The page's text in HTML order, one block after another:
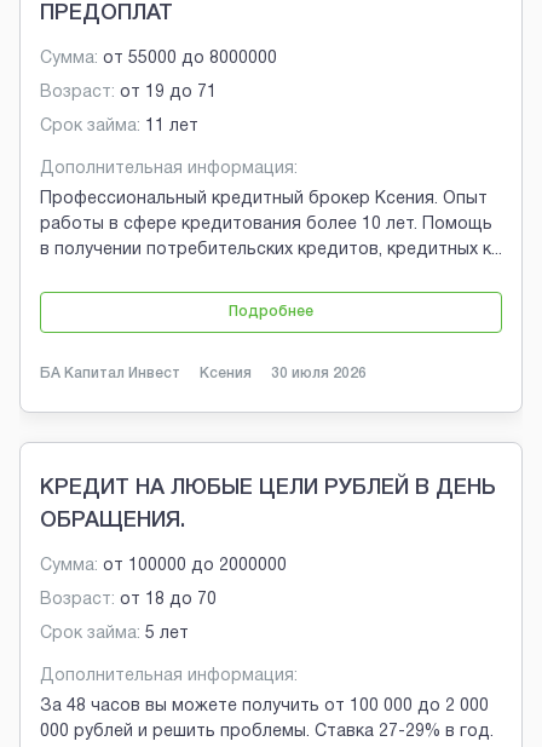
ПРЕДОПЛАТ
Сумма: от 55000 до 8000000
Возраст: от 19 до 71
Срок займа: 11 лет
Дополнительная информация:
Профессиональный кредитный брокер Ксения. Опыт
работы в сфере кредитования более 10 лет. Помощь
в получении потребительских кредитов, кредитных к...
Подробнее
БА Капитал Инвест Ксения 30 июля 2026
КРЕДИТ НА ЛЮБЫЕ ЦЕЛИ РУБЛЕЙ В ДЕНЬ
ОБРАЩЕНИЯ.
Сумма: от 100000 до 2000000
Возраст: от 18 до 70
Срок займа: 5 лет
Дополнительная информация:
За 48 часов вы можете получить от 100 000 до 2 000
000 рублей и решить проблемы. Ставка 27-29% в год.